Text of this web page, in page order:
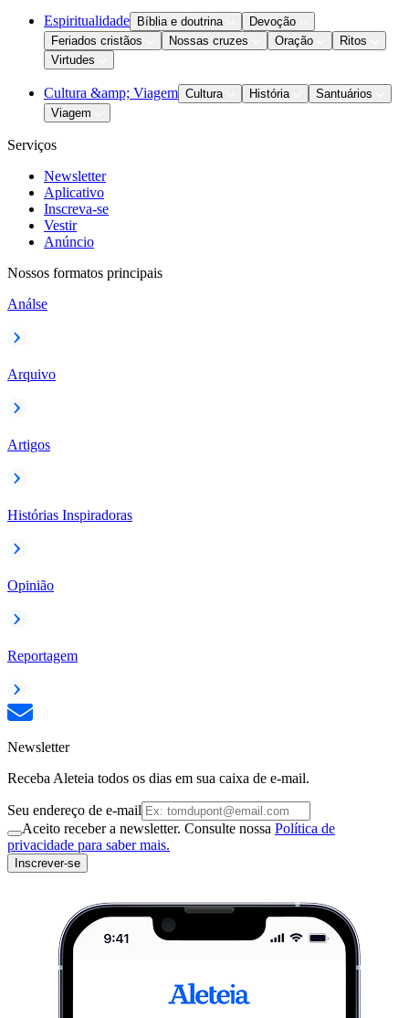
Espiritualidade Bíblia e doutrina
Devoção
Feriados cristãos
Nossas cruzes Oração
Ritos
Virtudes
Cultura &amp; Viagem Cultura História
Santuários
Viagem
Serviços
Newsletter
Aplicativo
Inscreva-se
Vestir
Anúncio
Nossos formatos principais
Análse
Arquivo
Artigos
Histórias Inspiradoras
Opinião
Reportagem
Newsletter
Receba Aleteia todos os dias em sua caixa de e-mail.
Seu endereço de e-mail
Aceito receber a newsletter. Consulte nossa Política de
privacidade para saber mais.
Inscrever-se